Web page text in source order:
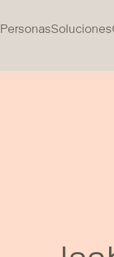
PersonasSoluciones